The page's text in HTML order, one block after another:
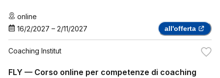
online
16/2/2027 – 2/11/2027 all'offerta
Coaching Institut
FLY — Corso online per competenze di coaching